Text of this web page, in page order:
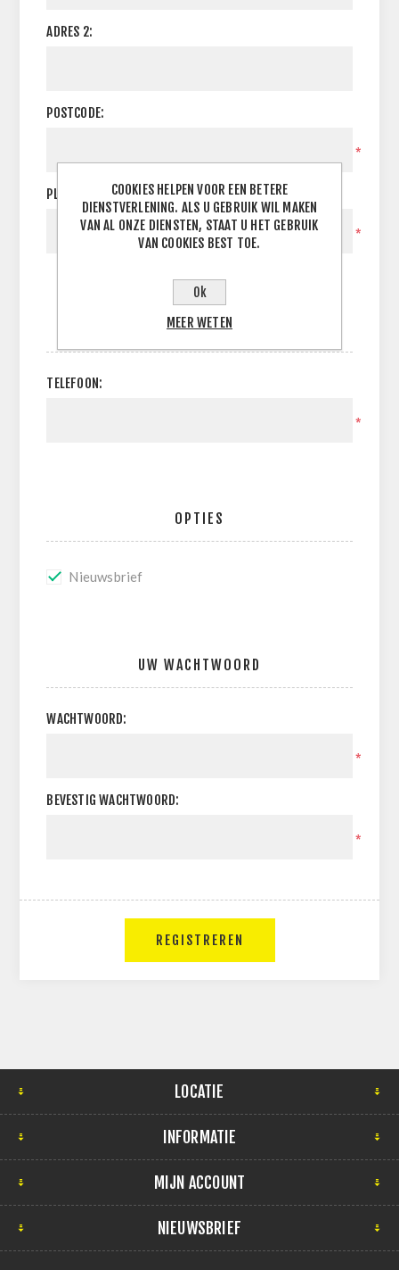
ADRES 2:
POSTCODE:
*
PLAATS:
*
UW CONTACT INFORMATIE
TELEFOON:
*
OPTIES
Nieuwsbrief
UW WACHTWOORD
WACHTWOORD:
*
BEVESTIG WACHTWOORD:
*
LOCATIE
INFORMATIE
MIJN ACCOUNT
NIEUWSBRIEF
COOKIES HELPEN VOOR EEN BETERE
DIENSTVERLENING. ALS U GEBRUIK WIL MAKEN
VAN AL ONZE DIENSTEN, STAAT U HET GEBRUIK
VAN COOKIES BEST TOE.
Ok
MEER WETEN